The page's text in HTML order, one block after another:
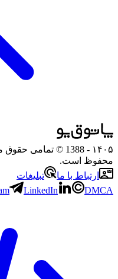
۱۴۰۵
- 1388 © تمامی
محفوظ است.
ارتباط با ما
تبلیغات
LinkedIn DMCA